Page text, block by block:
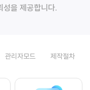
성을 제공합니다.
관리자모드 제작절차